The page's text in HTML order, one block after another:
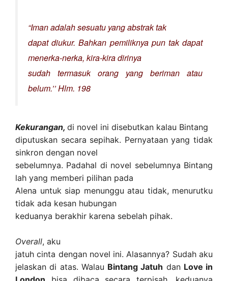
“Iman adalah sesuatu yang abstrak tak
dapat diukur. Bahkan pemiliknya pun tak dapat
menerka-nerka, kira-kira dirinya
sudah termasuk orang yang beriman atau
belum.’’ Hlm. 198
Kekurangan, di novel ini disebutkan kalau Bintang
diputuskan secara sepihak. Pernyataan yang tidak
sinkron dengan novel
sebelumnya. Padahal di novel sebelumnya Bintang
lah yang memberi pilihan pada
Alena untuk siap menunggu atau tidak, menurutku
tidak ada kesan hubungan
keduanya berakhir karena sebelah pihak.
Overall, aku
jatuh cinta dengan novel ini. Alasannya? Sudah aku
jelaskan di atas. Walau Bintang Jatuh dan Love in